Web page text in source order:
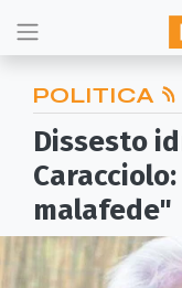
POLITICA
Dissesto
malafede"